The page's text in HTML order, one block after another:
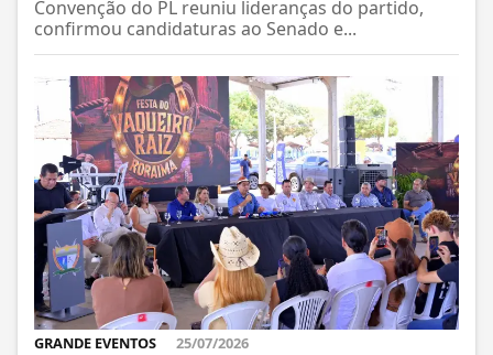
Convenção do PL reuniu lideranças do partido,
confirmou candidaturas ao Senado e...
GRANDE EVENTOS 25/07/2026